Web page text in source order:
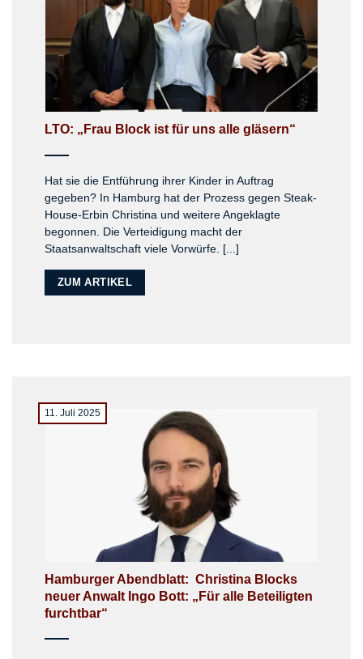
LTO: „Frau Block ist für uns alle glä­sern“
Hat sie die Entführung ihrer Kinder in Auftrag
gegeben? In Hamburg hat der Prozess gegen Steak-
House-Erbin Christina und weitere Angeklagte
begonnen. Die Verteidigung macht der
Staatsanwaltschaft viele Vorwürfe. [...]
ZUM ARTIKEL
Hamburger Abendblatt: Christina Blocks
neuer Anwalt Ingo Bott: „Für alle Beteiligten
furchtbar“
11. Juli 2025